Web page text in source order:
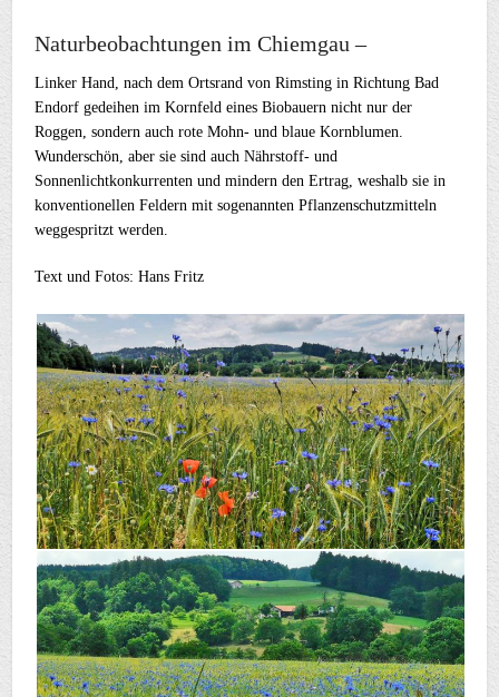
Naturbeobachtungen im Chiemgau –
Linker Hand, nach dem Ortsrand von Rimsting in Richtung Bad
Endorf gedeihen im Kornfeld eines Biobauern nicht nur der
Roggen, sondern auch rote Mohn- und blaue Kornblumen.
Wunderschön, aber sie sind auch Nährstoff- und
Sonnenlichtkonkurrenten und mindern den Ertrag, weshalb sie in
konventionellen Feldern mit sogenannten Pflanzenschutzmitteln
weggespritzt werden.
Text und Fotos: Hans Fritz